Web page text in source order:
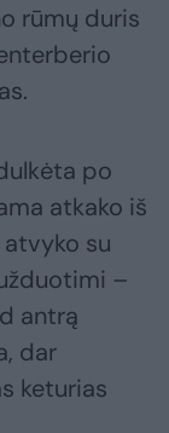
rūmų duris
po
atkako iš
su
–
antrą
dar
keturias